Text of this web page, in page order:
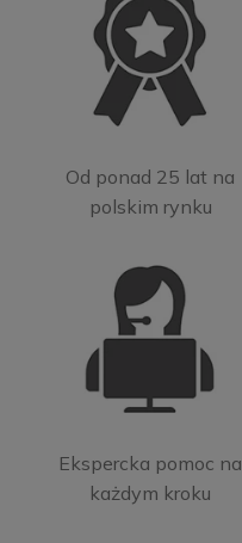
Od ponad 25 lat na
polskim rynku
Ekspercka pomoc na
każdym kroku